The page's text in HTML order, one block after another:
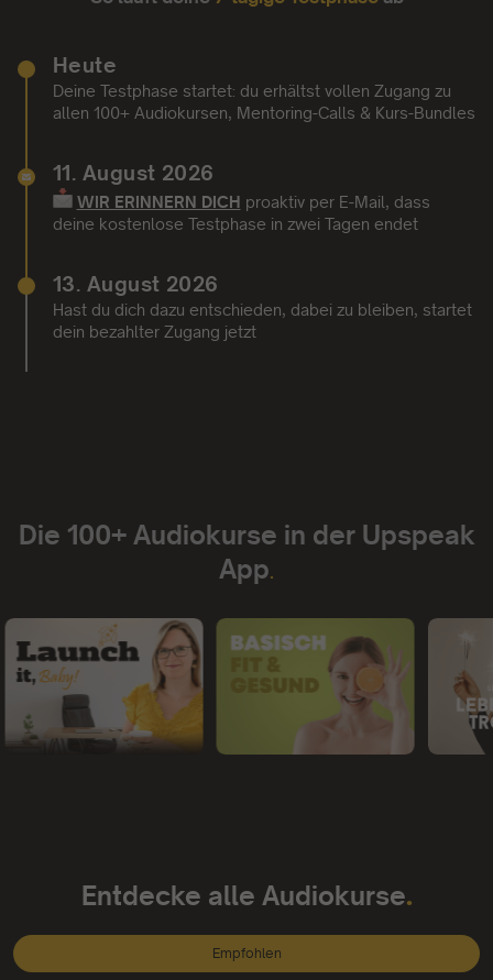
Heute
Deine Testphase startet: du erhältst vollen Zugang zu
allen 100+ Audiokursen, Mentoring-Calls & Kurs-Bundles
11. August 2026
WIR ERINNERN DICH proaktiv per E-Mail, dass
deine kostenlose Testphase in zwei Tagen endet
13. August 2026
Hast du dich dazu entschieden, dabei zu bleiben, startet
dein bezahlter Zugang jetzt
Die 100+ Audiokurse in der Upspeak
App.
Entdecke alle Audiokurse.
Empfohlen